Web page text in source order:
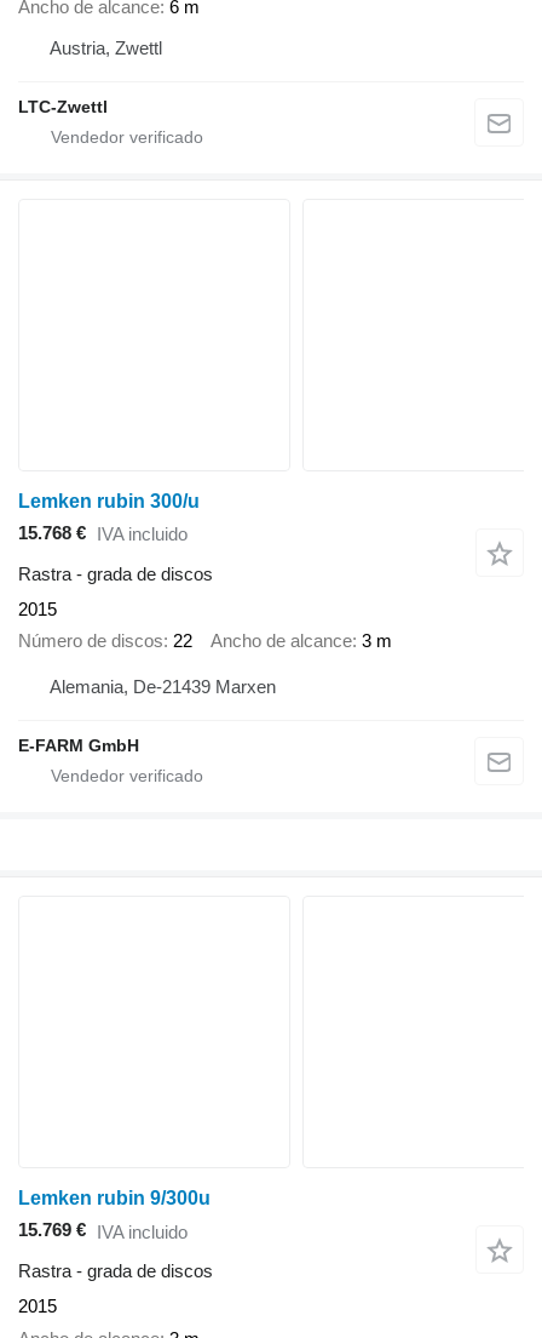
Ancho de alcance 6 m
Austria, Zwettl
LTC-Zwettl
Lemken rubin 300/u
15.768 €
IVA incluido
Rastra - grada de discos
2015
Número de discos 22 Ancho de alcance 3 m
Alemania, De-21439 Marxen
E-FARM GmbH
Lemken rubin 9/300u
15.769 € IVA incluido
Rastra - grada de discos
2015